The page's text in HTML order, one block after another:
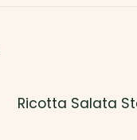
Ricotta Salata